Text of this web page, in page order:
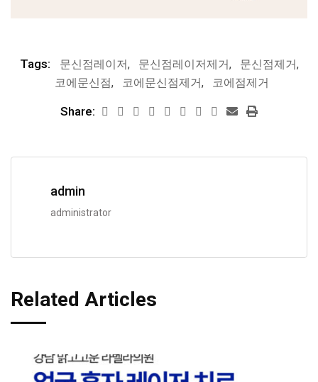
Tags: 문신점레이저, 문신점레이저제거, 문신점제거,
코에문신점, 코에문신점제거, 코에점제거
Share:
admin
administrator
Related Articles